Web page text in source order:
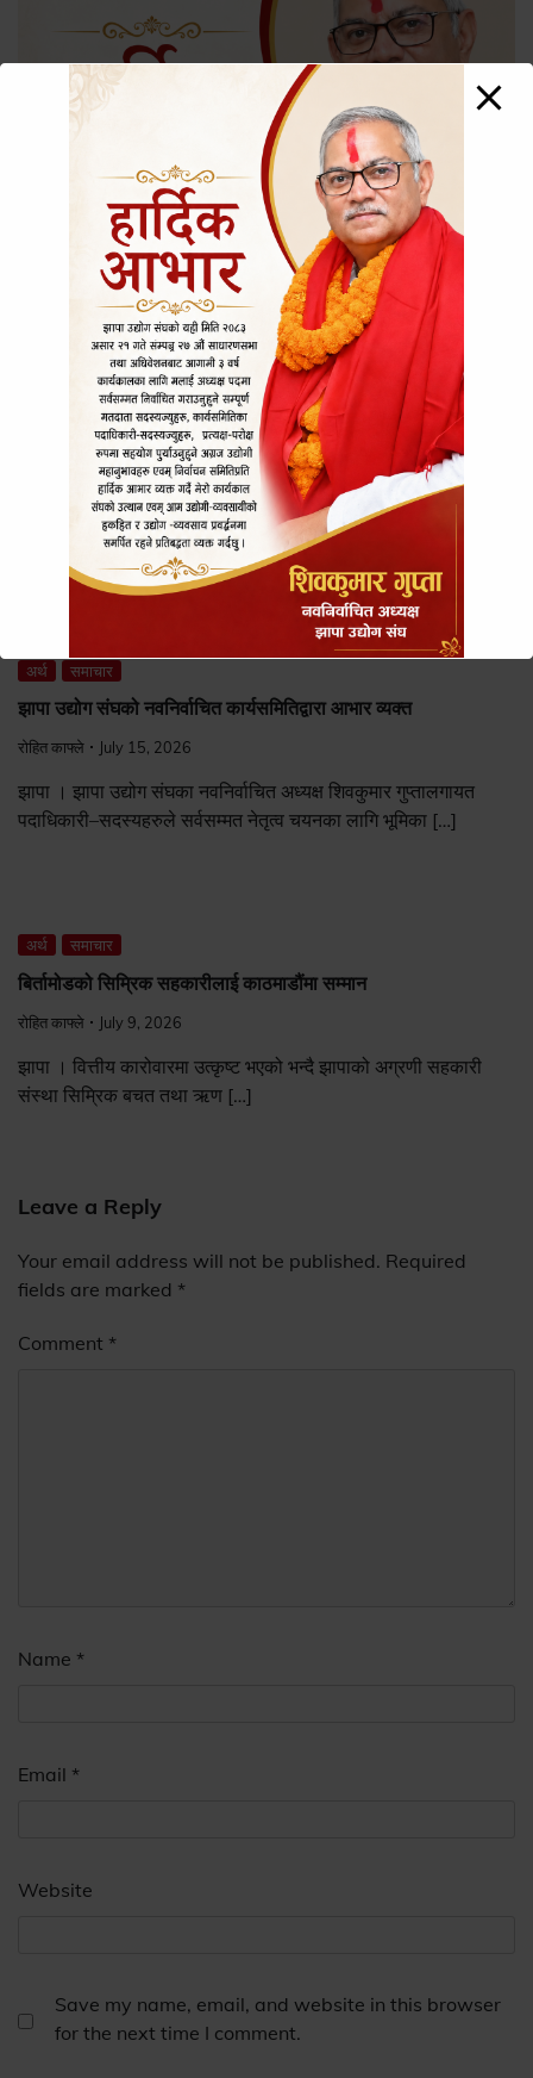
अर्थ समाचार
झापा उद्योग संघको नवनिर्वाचित कार्यसमितिद्वारा आभार व्यक्त
रोहित काफ्ले July 15, 2026
झापा । झापा उद्योग संघका नवनिर्वाचित अध्यक्ष शिवकुमार गुप्तालगायत
पदाधिकारी–सदस्यहरुले सर्वसम्मत नेतृत्व चयनका लागि भूमिका […]
अर्थ समाचार
बिर्तामोडको सिम्रिक सहकारीलाई काठमाडौंमा सम्मान
रोहित काफ्ले July 9, 2026
झापा । वित्तीय कारोवारमा उत्कृष्ट भएको भन्दै झापाको अग्रणी सहकारी
संस्था सिम्रिक बचत तथा ऋण […]
Leave a Reply
Your email address will not be published. Required
fields are marked *
Comment *
Name *
Email *
Website
Save my name, email, and website in this browser
for the next time I comment.